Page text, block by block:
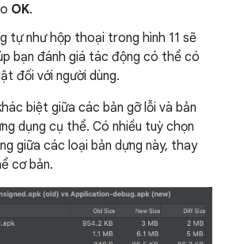
OK.
tự như hộp thoại trong hình 11 sẽ
bạn đánh giá tác động có thể có
đối với người dùng.
biệt giữa các bản gỡ lỗi và bản
dụng cụ thể. Có nhiều tuỳ chọn
giữa các loại bản dựng này, thay
cơ bản.